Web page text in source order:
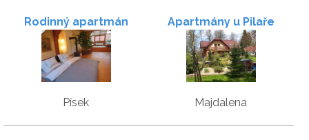
Rodinný apartmán
Písek
Apartmány u Pilaře
Majdalena